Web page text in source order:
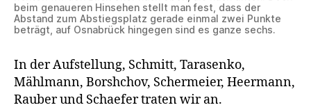
beim genaueren Hinsehen stellt man fest, dass der
Abstand zum Abstiegsplatz gerade einmal zwei Punkte
beträgt, auf Osnabrück hingegen sind es ganze sechs.
In der Aufstellung, Schmitt, Tarasenko,
Mählmann, Borshchov, Schermeier, Heermann,
Rauber und Schaefer traten wir an.